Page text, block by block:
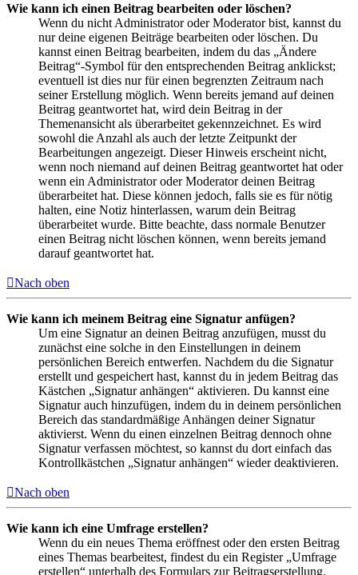
Wie kann ich einen Beitrag bearbeiten oder löschen?
Wenn du nicht Administrator oder Moderator bist, kannst du
nur deine eigenen Beiträge bearbeiten oder löschen. Du
kannst einen Beitrag bearbeiten, indem du das „Ändere
Beitrag“-Symbol für den entsprechenden Beitrag anklickst;
eventuell ist dies nur für einen begrenzten Zeitraum nach
seiner Erstellung möglich. Wenn bereits jemand auf deinen
Beitrag geantwortet hat, wird dein Beitrag in der
Themenansicht als überarbeitet gekennzeichnet. Es wird
sowohl die Anzahl als auch der letzte Zeitpunkt der
Bearbeitungen angezeigt. Dieser Hinweis erscheint nicht,
wenn noch niemand auf deinen Beitrag geantwortet hat oder
wenn ein Administrator oder Moderator deinen Beitrag
überarbeitet hat. Diese können jedoch, falls sie es für nötig
halten, eine Notiz hinterlassen, warum dein Beitrag
überarbeitet wurde. Bitte beachte, dass normale Benutzer
einen Beitrag nicht löschen können, wenn bereits jemand
darauf geantwortet hat.
Nach oben
Wie kann ich meinem Beitrag eine Signatur anfügen?
Um eine Signatur an deinen Beitrag anzufügen, musst du
zunächst eine solche in den Einstellungen in deinem
persönlichen Bereich entwerfen. Nachdem du die Signatur
erstellt und gespeichert hast, kannst du in jedem Beitrag das
Kästchen „Signatur anhängen“ aktivieren. Du kannst eine
Signatur auch hinzufügen, indem du in deinem persönlichen
Bereich das standardmäßige Anhängen deiner Signatur
aktivierst. Wenn du einen einzelnen Beitrag dennoch ohne
Signatur verfassen möchtest, so kannst du dort einfach das
Kontrollkästchen „Signatur anhängen“ wieder deaktivieren.
Nach oben
Wie kann ich eine Umfrage erstellen?
Wenn du ein neues Thema eröffnest oder den ersten Beitrag
eines Themas bearbeitest, findest du ein Register „Umfrage
erstellen“ unterhalb des Formulars zur Beitragserstellung.